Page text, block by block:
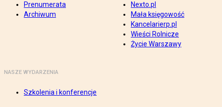
Prenumerata
Archiwum
Nexto.pl
Mała księgowość
Kancelarierp.pl
Wieści Rolnicze
Życie Warszawy
NASZE WYDARZENIA
Szkolenia i konferencje